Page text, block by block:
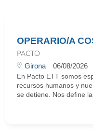
OPERARIO/A
PACTO
Girona 06/08/2026
En Pacto ETT somos
recursos humanos y
se detiene. Nos define